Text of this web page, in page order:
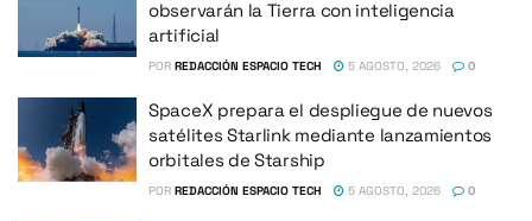
observarán la Tierra con inteligencia
artificial
POR REDACCIÓN ESPACIO TECH 5 AGOSTO, 2026 0
SpaceX prepara el despliegue de nuevos
satélites Starlink mediante lanzamientos
orbitales de Starship
POR REDACCIÓN ESPACIO TECH 5 AGOSTO, 2026 0